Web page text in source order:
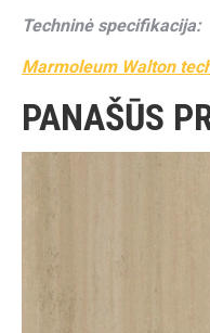
Techninė specifikacija:
Marmoleum Walton
PANAŠŪS